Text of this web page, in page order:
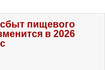
сбыт пищевого
в 2026